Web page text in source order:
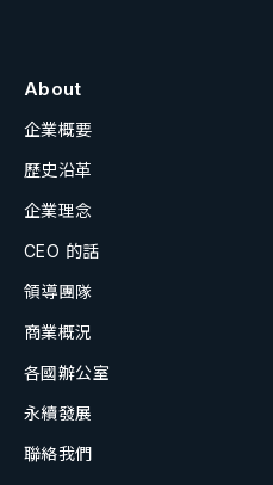
About
企業概要
歷史沿革
企業理念
CEO 的話
領導團隊
商業概況
各國辦公室
永續發展
聯絡我們